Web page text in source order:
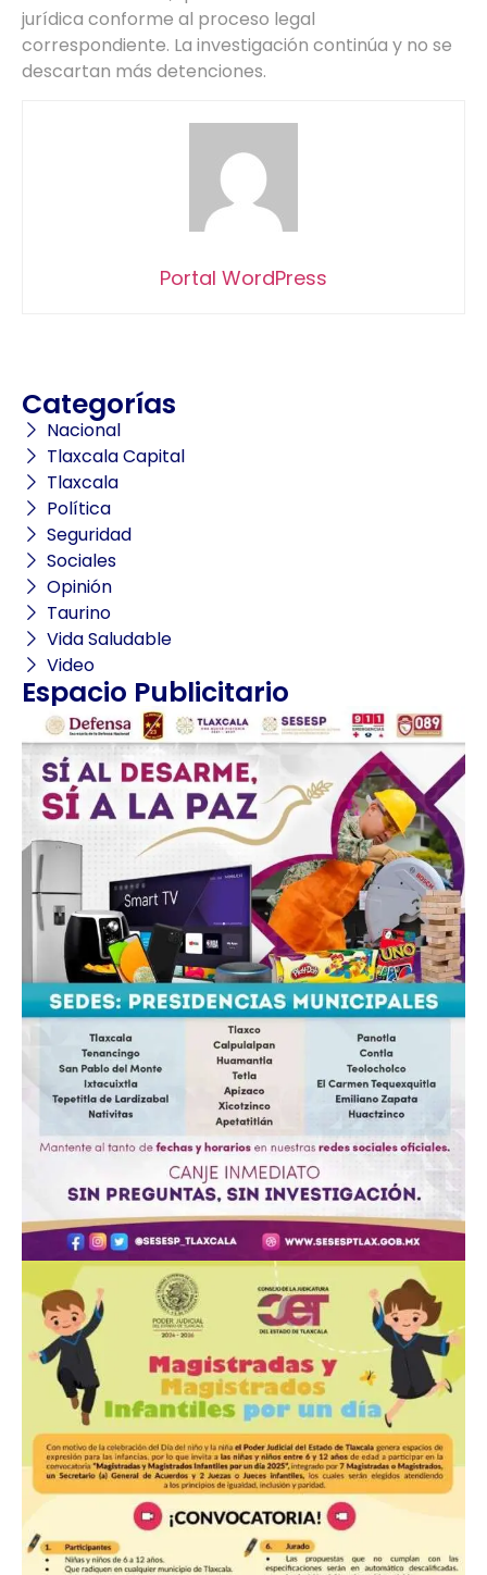
jurídica conforme al proceso legal
correspondiente. La investigación continúa y no se
descartan más detenciones.
Portal WordPress
Categorías
Nacional
Tlaxcala Capital
Tlaxcala
Política
Seguridad
Sociales
Opinión
Taurino
Vida Saludable
Video
Espacio Publicitario